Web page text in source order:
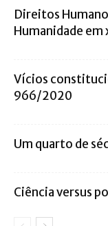
Direitos
Humanidade em
Vícios
966/2020
Um quarto de
Ciência versus